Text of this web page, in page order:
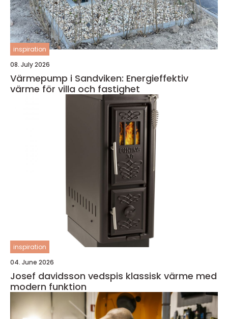
inspiration
08. July 2026
Värmepump i Sandviken: Energieffektiv
värme för villa och fastighet
inspiration
04. June 2026
Josef davidsson vedspis klassisk värme med
modern funktion